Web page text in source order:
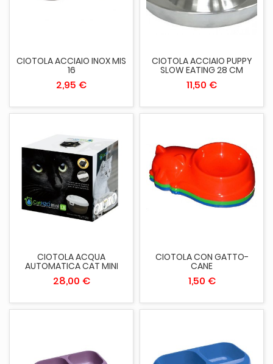
CIOTOLA ACCIAIO INOX MIS
16
2,95 €
CIOTOLA ACCIAIO PUPPY
SLOW EATING 28 CM
11,50 €
CIOTOLA ACQUA
AUTOMATICA CAT MINI
28,00 €
CIOTOLA CON GATTO-
CANE
1,50 €